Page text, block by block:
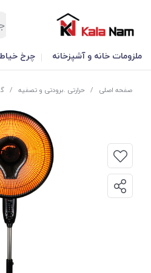
ملزومات خانه و آشپزخانه چرخ
صفحه اصلی / حرارتی .برودتی و تصفیه /